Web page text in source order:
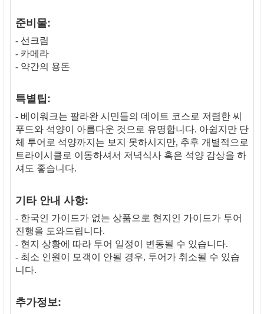
준비물:
- 선크림
- 카메라
- 약간의 용돈
특별팁:
- 베이워크는 팔라완 시민들의 데이트 코스로 저렴한 씨
푸드와 석양이 아름다운 것으로 유명합니다. 아쉽지만 단
체 투어로 석양까지는 보지 못하시지만, 추후 개별적으로
트라이시클로 이동하셔서 저녁식사 혹은 석양 감상을 하
셔도 좋습니다.
기타 안내 사항:
- 한국인 가이드가 없는 상품으로 현지인 가이드가 투어
진행을 도와드립니다.
- 현지 상황에 따라 투어 일정이 변동될 수 있습니다.
- 최소 인원이 모객이 안될 경우, 투어가 취소될 수 있습
니다.
추가정보: